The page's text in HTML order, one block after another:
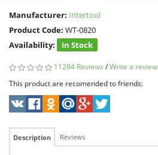
Manufacturer: Intertool
Product Code: WT-0820
Availability:
In Stock
11284 Reviews /Write a review
This product are recomended to friends:
Description Reviews